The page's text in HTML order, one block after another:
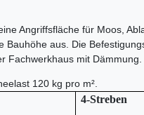
Angriffsfläche für Moos,
Bauhöhe aus. Die
Fachwerkhaus mit Dämmung.
120 kg pro m².
4-Streben